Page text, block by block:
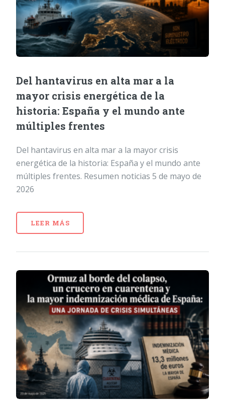
Del hantavirus en alta mar a la
mayor crisis energética de la
historia: España y el mundo ante
múltiples frentes
Del hantavirus en alta mar a la mayor crisis
energética de la historia: España y el mundo ante
múltiples frentes. Resumen noticias 5 de mayo de
2026
LEER MÁS